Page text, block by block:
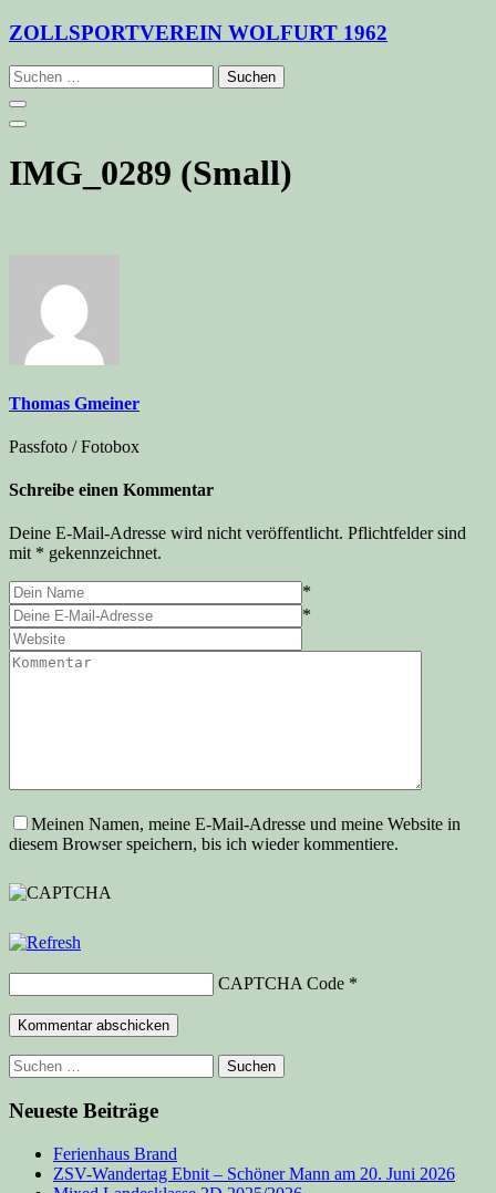
Zum
springen
ZOLLSPORTVEREIN WOLFURT 1962
Suchen
nach:
IMG_0289 (Small)
Thomas Gmeiner
Passfoto / Fotobox
Schreibe einen Kommentar
Deine E-Mail-Adresse wird nicht veröffentlicht. Pflichtfelder sind
mit * gekennzeichnet.
*
*
Meinen Namen, meine E-Mail-Adresse und meine Website in
diesem Browser speichern, bis ich wieder kommentiere.
CAPTCHA Code *
Kommentar abschicken
Suchen
nach:
Neueste Beiträge
Ferienhaus Brand
ZSV-Wandertag Ebnit – Schöner Mann am 20. Juni 2026